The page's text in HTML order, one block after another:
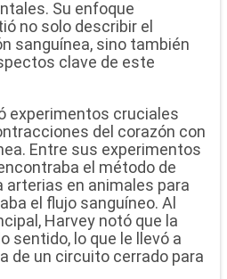
Su enfoque
no solo describir el
sanguínea, sino también
clave de este
experimentos cruciales
del corazón con
Entre sus experimentos
el método de
arterias en animales para
el flujo sanguíneo. Al
Harvey notó que la
sentido, lo que le llevó a
de un circuito cerrado para